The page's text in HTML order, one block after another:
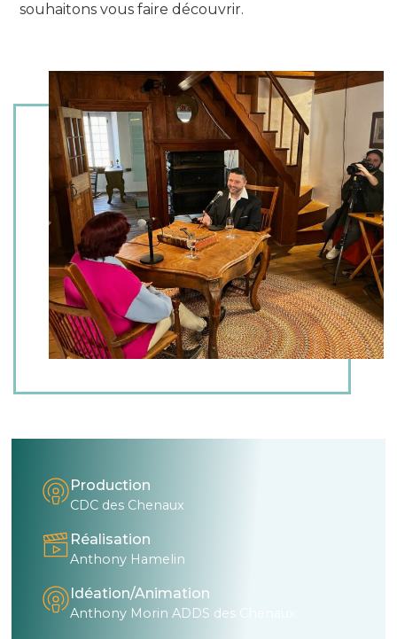
souhaitons vous faire découvrir.
Production
CDC des Chenaux
Réalisation
Anthony Hamelin
Idéation/Animation
Anthony Morin ADDS des Chenaux